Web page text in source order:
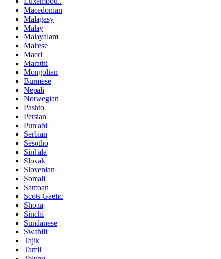
Macedonian
Malagasy
Malay
Malayalam
Maltese
Maori
Marathi
Mongolian
Burmese
Nepali
Norwegian
Pashto
Persian
Punjabi
Serbian
Sesotho
Sinhala
Slovak
Slovenian
Somali
Samoan
Scots Gaelic
Shona
Sindhi
Sundanese
Swahili
Tajik
Tamil